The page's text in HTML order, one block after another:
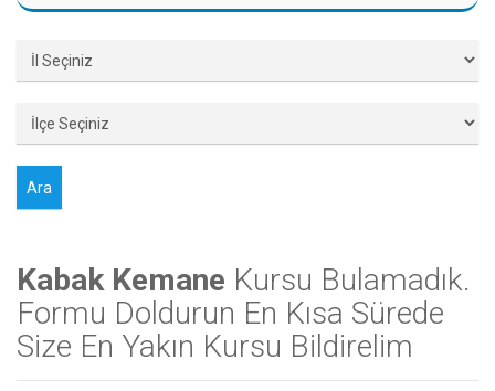
Kabak Kemane Kursu Bulamadık.
Formu Doldurun En Kısa Sürede
Size En Yakın Kursu Bildirelim